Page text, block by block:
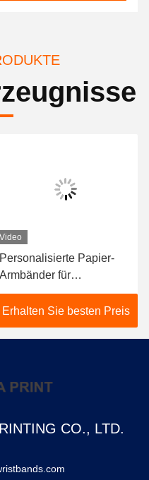
Video
Personalisierte Papier-
Armbänder für
Veranstaltungen
Erhalten Sie besten Preis
CO., LTD.